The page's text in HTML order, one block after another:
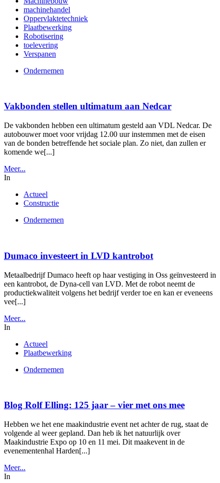
machinehandel
Oppervlaktetechniek
Plaatbewerking
Robotisering
toelevering
Verspanen
Ondernemen
Vakbonden stellen ultimatum aan Nedcar
De vakbonden hebben een ultimatum gesteld aan VDL Nedcar. De
autobouwer moet voor vrijdag 12.00 uur instemmen met de eisen
van de bonden betreffende het sociale plan. Zo niet, dan zullen er
komende we[...]
Meer...
In
Actueel
Constructie
Ondernemen
Dumaco investeert in LVD kantrobot
Metaalbedrijf Dumaco heeft op haar vestiging in Oss geïnvesteerd in
een kantrobot, de Dyna-cell van LVD. Met de robot neemt de
productiekwaliteit volgens het bedrijf verder toe en kan er eveneens
vee[...]
Meer...
In
Actueel
Plaatbewerking
Ondernemen
Blog Rolf Elling: 125 jaar – vier met ons mee
Hebben we het ene maakindustrie event net achter de rug, staat de
volgende al weer gepland. Dan heb ik het natuurlijk over
Maakindustrie Expo op 10 en 11 mei. Dit maakevent in de
evenementenhal Harden[...]
Meer...
In